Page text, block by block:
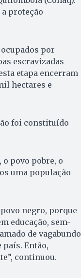
proteção
por
escravizadas
etapa encerram
hectares e
foi constituído
o povo pobre, o
uma população
negro, porque
educação, sem-
de vagabundo
país. Então,
continuou.